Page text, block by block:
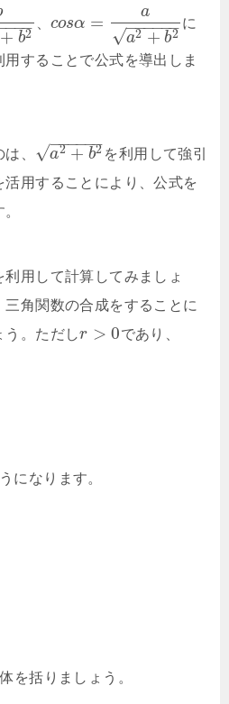
+ b2
−
−− 、cosα =
a
a2 + b2
− −
−−−−
√
に
することで公式を導出しま
、 a2 + b2
− −
−−−−
√
を利用して強引
用することにより、公式を
用して計算してみましょ
角関数の合成をすることに
う。ただしr > 0であり、
になります。
を括りましょう。